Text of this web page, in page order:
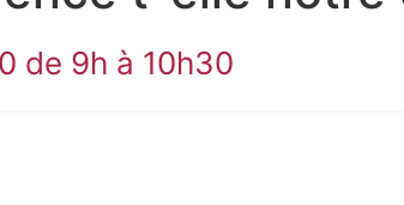
de 9h à 10h30